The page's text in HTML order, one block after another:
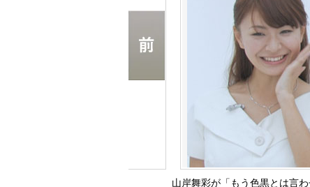
山岸舞彩が「もう色黒とは言